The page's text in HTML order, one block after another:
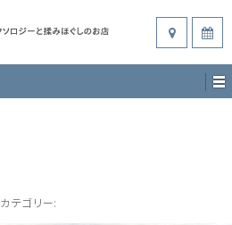
カテゴリー: